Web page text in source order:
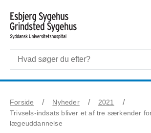
Forside Nyheder
2021
Trivsels-indsats bliver et af tre særkender
lægeuddannelse